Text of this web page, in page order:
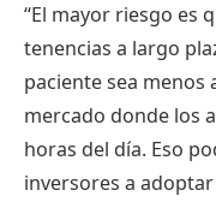
“El mayor riesgo es
tenencias a largo
paciente sea
mercado donde los
horas del día. Eso
inversores a